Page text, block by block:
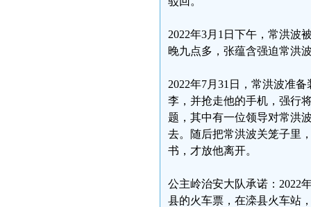
2022年3月1日下午，常洪波
晚九点多，张蕴含强迫常洪
2022年7月31日，常洪波准
李，并抢走他的手机，强行
题，其中有一位领导对常洪
去。随后把常洪波关笼子里
书，才放他离开。
公主岭治安大队承诺：2022
县的火车票，在滦县火车站